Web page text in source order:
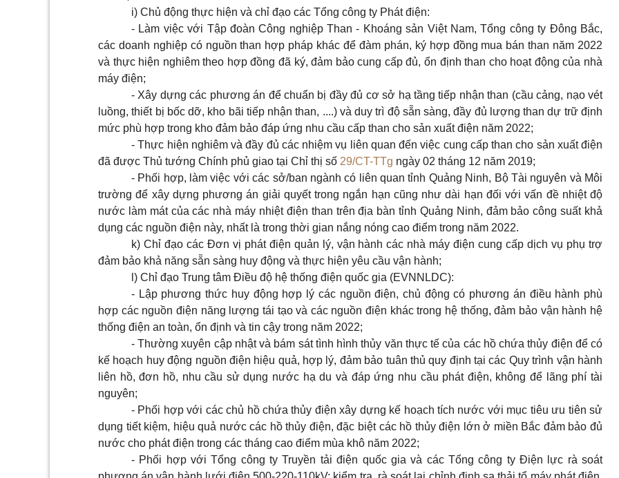
i) Chủ động thực hiện và chỉ đạo các Tổng công ty Phát điện:
- Làm việc với Tập đoàn Công nghiệp Than - Khoáng sản Việt Nam, Tổng công ty Đông Bắc,
các doanh nghiệp có nguồn than hợp pháp khác để đàm phán, ký hợp đồng mua bán than năm 2022
và thực hiện nghiêm theo hợp đồng đã ký, đảm bảo cung cấp đủ, ổn định than cho hoạt động của nhà
máy điện;
- Xây dựng các phương án đểchuẩn bị đầy đủ cơ sở hạ tầng tiếp nhận than (cầu cảng, nạo vét
luồng, thiết bị bốc dỡ, kho bãi tiếp nhận than, ....) và duy trì độ sẵn sàng, đầy đủ lượng than dự trữ định
mức phù hợp trong kho đảm bảo đáp ứng nhu cầu cấp than cho sản xuất điện năm 2022;
- Thực hiện nghiêm và đầy đủ các nhiệm vụ liên quan đến việc cung cấp than cho sản xuất điện
đã được Thủ tướng Chính phủ giao tại Chỉ thị số 29/CT-TTg ngày 02 tháng 12 năm 2019;
- Phối hợp, làm việc với các sở/ban ngành có liên quan tỉnh Quảng Ninh, Bộ Tài nguyên và Môi
trường để xây dựng phương án giải quyết trong ngắn hạn cũng như dài hạn đối với vấn đề nhiệt độ
nước làm mát của các nhà máy nhiệt điện than trên địa bàn tỉnh Quảng Ninh, đảm bảo công suất khả
dụng các nguồn điện này, nhất là trong thời gian nắng nóng cao điểm trong năm 2022.
k) Chỉ đạo các Đơn vị phát điện quản lý, vận hành các nhà máy điện cung cấp dịch vụ phụ trợ
đảm bảo khả năng sẵn sàng huy động và thực hiện yêu cầu vận hành;
l) Chỉ đạo Trung tâm Điều độ hệ thống điện quốc gia (EVNNLDC):
- Lập phương thức huy động hợp lý các nguồn điện, chủ động có phương án điều hành phù
hợp các nguồn điện năng lượng tái tạo và các nguồn điện khác trong hệ thống, đảm bảo vận hành hệ
thống điện an toàn, ổn định và tin cậy trong năm 2022;
- Thường xuyên cập nhật và bám sát tình hình thủy văn thực tế của các hồ chứa thủy điện để có
kế hoạch huy động nguồn điện hiệu quả, hợp lý, đảm bảo tuân thủ quy định tại các Quy trình vận hành
liên hồ, đơn hồ, nhu cầu sử dụng nước hạ du và đáp ứng nhu cầu phát điện, không để lãng phí tài
nguyên;
- Phối hợp với các chủ hồ chứa thủy điện xây dựng kế hoạch tích nước với mục tiêu ưu tiên sử
dụng tiết kiệm, hiệu quả nước các hồ thủy điện, đặc biệt các hồ thủy điện lớn ở miền Bắc đảm bảo đủ
nước cho phát điện trong các tháng cao điểm mùa khô năm 2022;
- Phối hợp với Tổng công ty Truyền tải điện quốc gia và các Tổng công ty Điện lực rà soát